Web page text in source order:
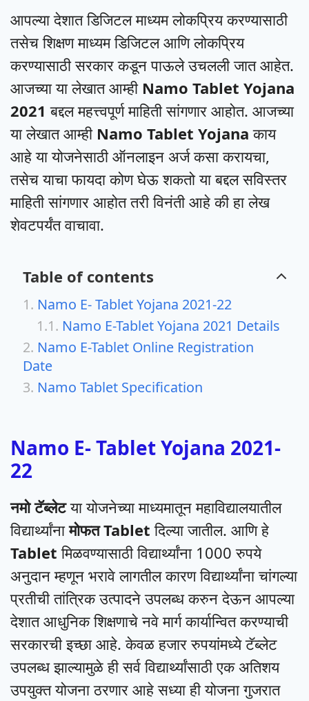
आपल्या देशात डिजिटल माध्यम लोकप्रिय करण्यासाठी
तसेच शिक्षण माध्यम डिजिटल आणि लोकप्रिय
करण्यासाठी सरकार कडून पाऊले उचलली जात आहेत.
आजच्या या लेखात आम्ही Namo Tablet Yojana
2021 बद्दल महत्त्वपूर्ण माहिती सांगणार आहोत. आजच्या
या लेखात आम्ही Namo Tablet Yojana काय
आहे या योजनेसाठी ऑनलाइन अर्ज कसा करायचा,
तसेच याचा फायदा कोण घेऊ शकतो या बद्दल सविस्तर
माहिती सांगणार आहोत तरी विनंती आहे की हा लेख
शेवटपर्यंत वाचावा.
Table of contents
Namo E- Tablet Yojana 2021-22
Namo E-Tablet Yojana 2021 Details
Namo E-Tablet Online Registration
Date
Namo Tablet Specification
Namo E- Tablet Yojana 2021-
22
नमो टॅब्लेटया योजनेच्या माध्यमातून महाविद्यालयातील
विद्यार्थ्यांनामोफत Tablet दिल्या जातील. आणि हे
Tablet मिळवण्यासाठी विद्यार्थ्यांना 1000 रुपये
अनुदान म्हणून भरावे लागतील कारण विद्यार्थ्यांना चांगल्या
प्रतीची तांत्रिक उत्पादने उपलब्ध करुन देऊन आपल्या
देशात आधुनिक शिक्षणाचे नवे मार्ग कार्यान्वित करण्याची
सरकारची इच्छा आहे. केवळ हजार रुपयांमध्ये टॅब्लेट
उपलब्ध झाल्यामुळे ही सर्व विद्यार्थ्यांसाठी एक अतिशय
उपयुक्त योजना ठरणार आहे सध्या ही योजना गुजरात